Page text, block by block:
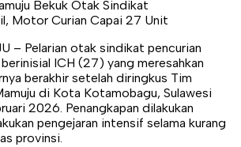
– Pelarian otak sindikat pencurian
ICH (27) yang meresahkan
berakhir setelah diringkus Tim
di Kota Kotamobagu, Sulawesi
2026. Penangkapan dilakukan
pengejaran intensif selama kurang
provinsi.